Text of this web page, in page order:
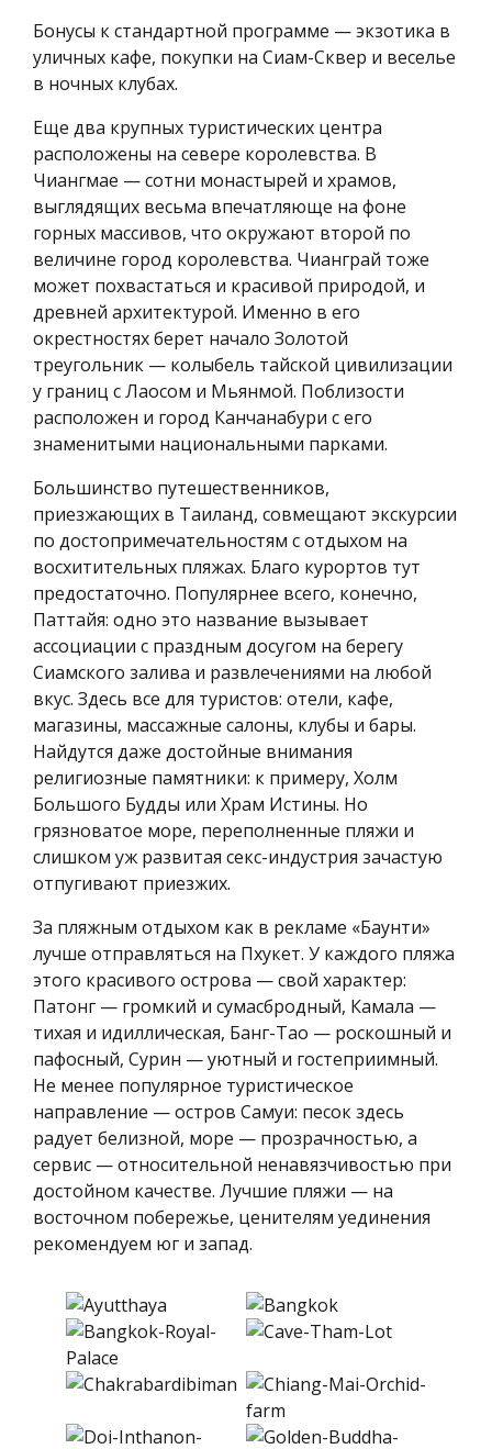
Бонусы к стандартной программе — экзотика в
уличных кафе, покупки на Сиам-Сквер и веселье
в ночных клубах.
Еще два крупных туристических центра
расположены на севере королевства. В
Чиангмае — сотни монастырей и храмов,
выглядящих весьма впечатляюще на фоне
горных массивов, что окружают второй по
величине город королевства. Чианграй тоже
может похвастаться и красивой природой, и
древней архитектурой. Именно в его
окрестностях берет начало Золотой
треугольник — колыбель тайской цивилизации
у границ с Лаосом и Мьянмой. Поблизости
расположен и город Канчанабури с его
знаменитыми национальными парками.
Большинство путешественников,
приезжающих в Таиланд, совмещают экскурсии
по достопримечательностям с отдыхом на
восхитительных пляжах. Благо курортов тут
предостаточно. Популярнее всего, конечно,
Паттайя: одно это название вызывает
ассоциации с праздным досугом на берегу
Сиамского залива и развлечениями на любой
вкус. Здесь все для туристов: отели, кафе,
магазины, массажные салоны, клубы и бары.
Найдутся даже достойные внимания
религиозные памятники: к примеру, Холм
Большого Будды или Храм Истины. Но
грязноватое море, переполненные пляжи и
слишком уж развитая секс-индустрия зачастую
отпугивают приезжих.
За пляжным отдыхом как в рекламе «Баунти»
лучше отправляться на Пхукет. У каждого пляжа
этого красивого острова — свой характер:
Патонг — громкий и сумасбродный, Камала —
тихая и идиллическая, Банг-Тао — роскошный и
пафосный, Сурин — уютный и гостеприимный.
Не менее популярное туристическое
направление — остров Самуи: песок здесь
радует белизной, море — прозрачностью, а
сервис — относительной ненавязчивостью при
достойном качестве. Лучшие пляжи — на
восточном побережье, ценителям уединения
рекомендуем юг и запад.